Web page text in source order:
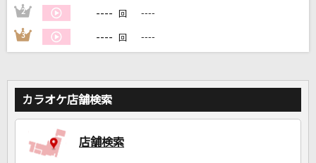
2 ---- 回 ----
3 ---- 回 ----
カラオケ店舗検索
店舗検索